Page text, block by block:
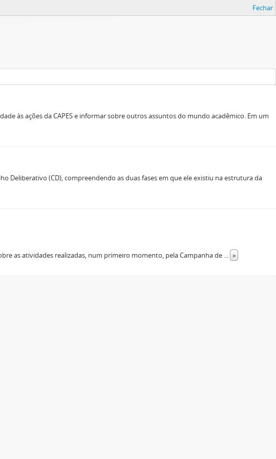
Fechar
às ações da CAPES e informar sobre outros assuntos do mundo acadêmico. Em um
Deliberativo (CD), compreendendo as duas fases em que ele existiu na estrutura da
as atividades realizadas, num primeiro momento, pela Campanha de ... »